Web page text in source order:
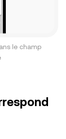
le champ